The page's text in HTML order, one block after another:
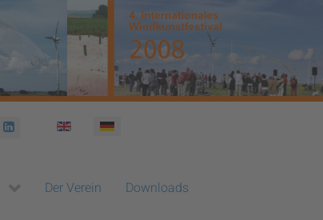
Sprache auswählen
Der Verein Downloads